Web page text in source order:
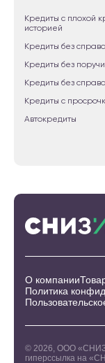
Кредиты с плохой
историей
Кредиты без
Кредиты без
Кредиты без
Кредиты с
Автокредиты
О компании
Политика
© 2026, ООО
гиперссылка на